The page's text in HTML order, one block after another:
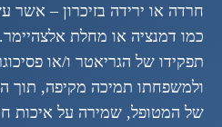
חרדה או ירידה בזיכרון – אשר
כמו דמנציה או מחלת אלצהיימר.
תפקידו של הגריאטר ו/או
ולמשפחתו תמיכה מקיפה, תוך
של המטופל, שמירה על איכות